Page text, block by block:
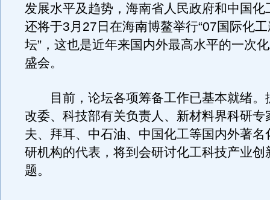
发展水平及趋势，海南省人民政府和中国化
还将于3月27日在海南博鳌举行“07国际化
坛”，这也是近年来国内外最高水平的一次
盛会。
目前，论坛各项筹备工作已基本就绪。
改委、科技部有关负责人、新材料界科研专
夫、拜耳、中石油、中国化工等国内外著名
研机构的代表，将到会研讨化工科技产业创
题。